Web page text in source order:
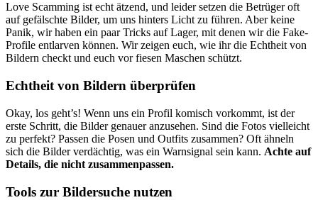
Love Scamming ist echt ätzend, und leider setzen die Betrüger oft
auf gefälschte Bilder, um uns hinters Licht zu führen. Aber keine
Panik, wir haben ein paar Tricks auf Lager, mit denen wir die Fake-
Profile entlarven können. Wir zeigen euch, wie ihr die Echtheit von
Bildern checkt und euch vor fiesen Maschen schützt.
Echtheit von Bildern überprüfen
Okay, los geht’s! Wenn uns ein Profil komisch vorkommt, ist der
erste Schritt, die Bilder genauer anzusehen. Sind die Fotos vielleicht
zu perfekt? Passen die Posen und Outfits zusammen? Oft ähneln
sich die Bilder verdächtig, was ein Warnsignal sein kann. Achte auf
Details, die nicht zusammenpassen.
Tools zur Bildersuche nutzen